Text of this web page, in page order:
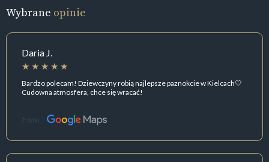
Wybrane opinie
Daria J.
Bardzo polecam! Dziewczyny robią najlepsze paznokcie w Kielcach🤍
Cudowna atmosfera, chce się wracać!
Źródło: